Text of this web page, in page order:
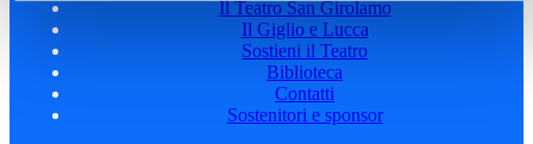
Il Teatro San Girolamo
Il Giglio e Lucca
Sostieni il Teatro
Biblioteca
Contatti
Sostenitori e sponsor